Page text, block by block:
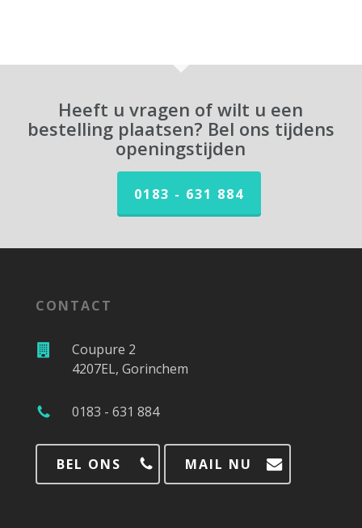
Heeft u vragen of wilt u een
bestelling plaatsen? Bel ons tijdens
openingstijden
0183 - 631 884
CONTACT
Coupure 2
4207EL, Gorinchem
0183 - 631 884
BEL ONS MAIL NU